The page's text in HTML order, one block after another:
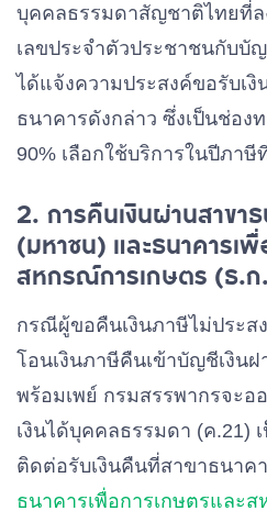
บุคคลธรรมดาสัญชาติไทยที่ล
เลขประจำตัวประชาชนกับบั
ได้แจ้งความประสงค์ขอรับเ
ธนาคารดังกล่าว ซึ่งเป็นช่อง
90% เลือกใช้บริการในปีภาษี
2. การคืนเงินผ่านสาขา
(มหาชน) และธนาคารเ
สหกรณ์การเกษตร (ธ.
กรณีผู้ขอคืนเงินภาษีไม่ประส
โอนเงินภาษีคืนเข้าบัญชีเงิน
พร้อมเพย์ กรมสรรพากรจะอ
เงินได้บุคคลธรรมดา (ค.21)
ติดต่อรับเงินคืนที่สาขาธนาค
ธนาคารเพื่อการเกษตรและ